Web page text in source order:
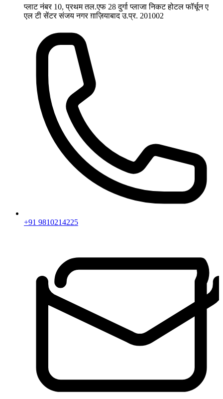
प्लाट नंबर 10, प्रथम तल.एफ 28 दुर्गा प्लाजा निकट होटल फॉर्चून ए
एल टी सेंटर संजय नगर ग़ाज़ियाबाद उ.प्र. 201002
+91 9810214225